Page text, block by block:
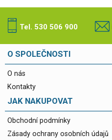
Tel. 530 506 900
O SPOLEČNOSTI
O nás
Kontakty
JAK NAKUPOVAT
Obchodní podmínky
Zásady ochrany osobních údajů